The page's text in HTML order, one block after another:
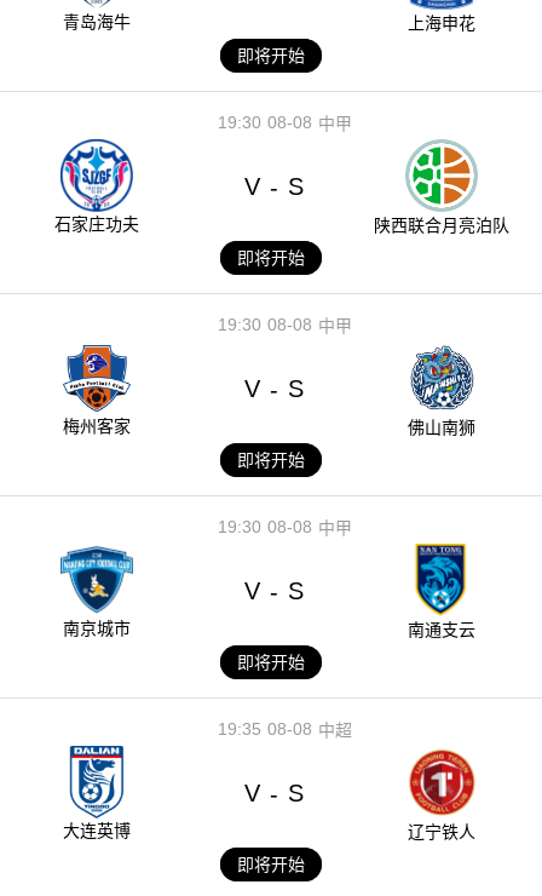
青岛海牛
上海申花
即将开始
08-08
19:30 中甲
石家庄功夫
V - S
陕西联合月亮泊队
即将开始
08-08
19:30 中甲
梅州客家
V - S
佛山南狮
即将开始
08-08
19:30 中甲
南京城市
V - S
南通支云
即将开始
08-08
19:35 中超
大连英博
V - S
辽宁铁人
即将开始